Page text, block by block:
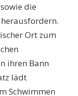
die
Ort zum
ihren Bann
lädt
Schwimmen